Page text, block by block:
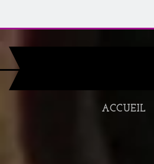
ACCUEIL